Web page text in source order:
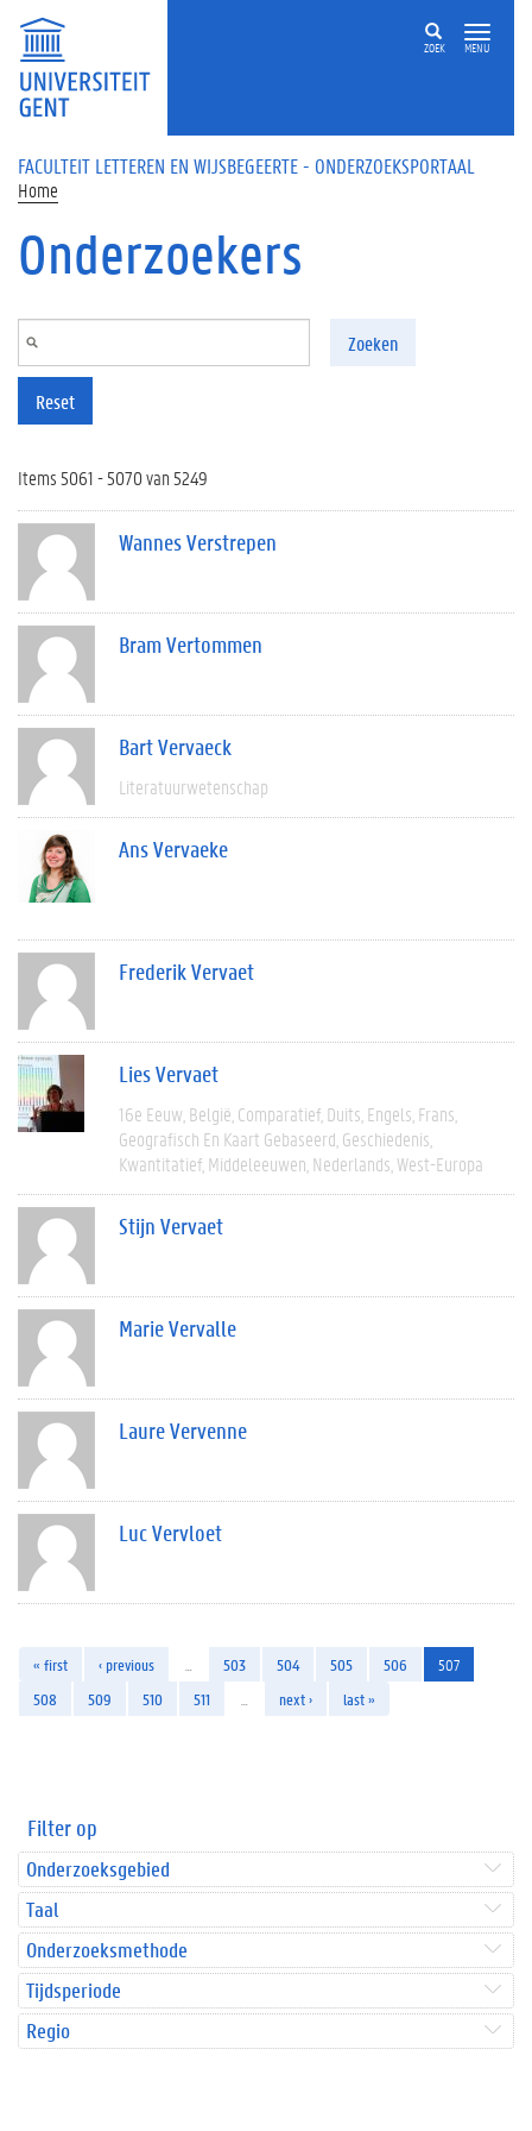
Overslaan en naar de inhoud gaan
ZOEK MENU
FACULTEIT LETTEREN EN WIJSBEGEERTE - ONDERZOEKSPORTAAL
Home
Onderzoekers
Zoeken
Reset
Items 5061 - 5070 van 5249
Wannes Verstrepen
Bram Vertommen
Bart Vervaeck
Literatuurwetenschap
Ans Vervaeke
Frederik Vervaet
Lies Vervaet
16e Eeuw België Comparatief Duits Engels Frans
Geografisch En Kaart Gebaseerd Geschiedenis
Kwantitatief Middeleeuwen Nederlands West-Europa
Stijn Vervaet
Marie Vervalle
Laure Vervenne
Luc Vervloet
« first ‹ previous 503 504 505 506
507
508
509 510 511 next › last »
Filter op
Onderzoeksgebied
Taal
Onderzoeksmethode
Tijdsperiode
Regio